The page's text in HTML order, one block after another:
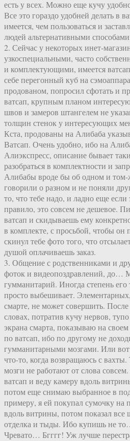
есть у всех. Можно еще кучу
Все это гораздо удобней делать в
имеется, чем пользоваться и
людей альтернативными
2. Сейчас у некоторых инет-
узкоспециальными, часто
и комплектующими, имеется
себе перегонный куб на
продованом, попросил сфотать и
ватсап, крупным планом
швов и замеров штангелем не
толщин стенок у интересующих
Кста, продованы на Алибаба
Ватсап. Очень удобно, ибо на
Алиэкспресс, описание бывает
разобраться в комплектности и
Алибабы вроде бы об одном и том-
говорили о разном и не поняли
то, что тебе надо, и ладно еще
правило, это совсем не дешевое.
ватсап и скидываешь ему
в комплекте, с просьбой, чтобы он
скинул тебе фото того, что
душой оплачиваешь заказ.
3. Общение с родственниками и
фоток и видеопоздравлений, до…
гумманитарий. Иногда степень его
просто выбешивает.
смарте, не может совершить.
словах, потратив кучу нервов,
экрана смарта, показываю на
по ватсап, ибо по другому не
гумманитарными мозгами. Или вот
что-то, когда возвращаюсь с
мозги не работают от слова
ватсап и веду камеру вдоль
потом еще снимаю выбранное в
примеру, я ей покупал сумочку на
вдоль витрины, потом показал все
отделка и тыды. Ибо купишь не
Чревато… Бгггг! Уж лучше